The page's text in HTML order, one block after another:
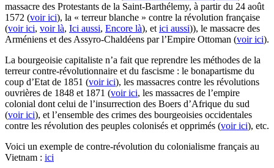
massacre des Protestants de la Saint-Barthélemy, à partir du 24 août
1572 (voir ici), la « terreur blanche » contre la révolution française
(voir ici, voir là, Ici aussi, Encore là), et ici aussi)), le massacre des
Arméniens et des Assyro-Chaldéens par l’Empire Ottoman (voir ici).
La bourgeoisie capitaliste n’a fait que reprendre les méthodes de la
terreur contre-révolutionnaire et du fascisme : le bonapartisme du
coup d’Etat de 1851 (voir ici), les massacres contre les révolutions
ouvrières de 1848 et 1871 (voir ici, les massacres de l’empire
colonial dont celui de l’insurrection des Boers d’Afrique du sud
(voir ici), et l’ensemble des crimes des bourgeoisies occidentales
contre les révolution des peuples colonisés et opprimés (voir ici), etc.
Voici un exemple de contre-révolution du colonialisme français au
Vietnam : ici